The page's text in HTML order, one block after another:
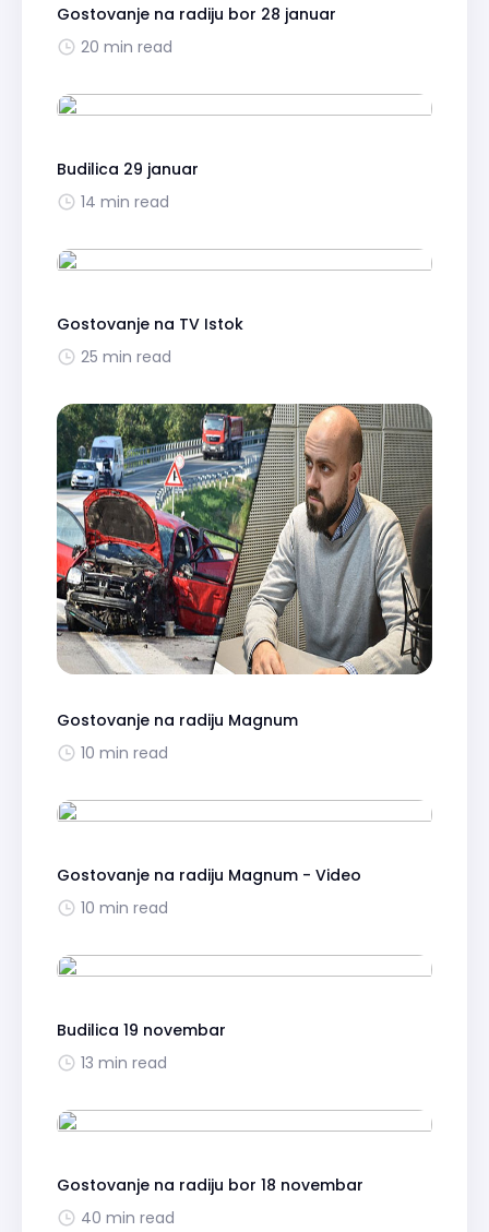
Gostovanje na radiju bor 28 januar
20 min read
Budilica 29 januar
14 min read
Gostovanje na TV Istok
25 min read
Gostovanje na radiju Magnum
10 min read
Gostovanje na radiju Magnum - Video
10 min read
Budilica 19 novembar
13 min read
Gostovanje na radiju bor 18 novembar
40 min read